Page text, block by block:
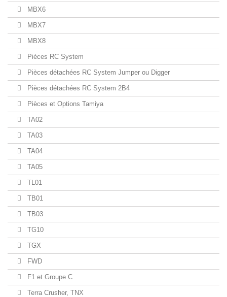
MBX6
MBX7
MBX8
Pièces RC System
Pièces détachées RC System Jumper ou Digger
Pièces détachées RC System 2B4
Pièces et Options Tamiya
TA02
TA03
TA04
TA05
TL01
TB01
TB03
TG10
TGX
FWD
F1 et Groupe C
Terra Crusher, TNX